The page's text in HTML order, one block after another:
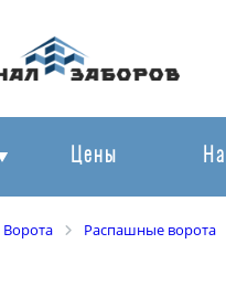
Цены
Ворота Распашные ворота